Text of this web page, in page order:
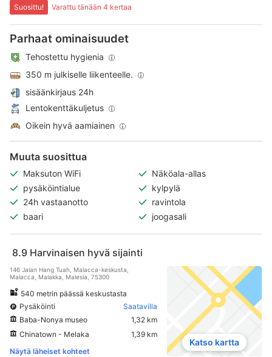
Suosittu! Varattu tänään 4 kertaa
Parhaat ominaisuudet
Tehostettu hygienia
350 m julkiselle liikenteelle.
sisäänkirjaus 24h
Lentokenttäkuljetus
Oikein hyvä aamiainen
Muuta suosittua
Maksuton WiFi
Näköala-allas
pysäköintialue
kylpylä
24h vastaanotto
ravintola
baari
joogasali
8.9 Harvinaisen hyvä sijainti
146 Jalan Hang Tuah, Malacca-keskusta,
Malacca, Malakka, Malesia, 75300
540 metrin päässä keskustasta
Pysäköinti
Saatavilla
Baba-Nonya museo
1,32 km
Chinatown - Melaka
1,39 km
Näytä läheiset kohteet
Katso kartta